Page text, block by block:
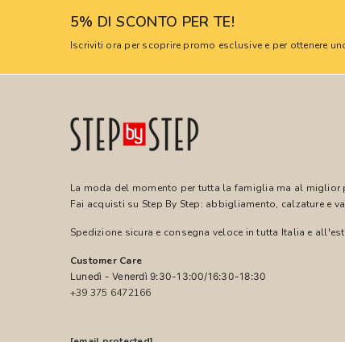
5% DI SCONTO PER TE!
Iscriviti ora per scoprire promo esclusive e per ottenere
La moda del momento per tutta la famiglia ma al miglior
Fai acquisti su Step By Step: abbigliamento, calzature e
Spedizione sicura e consegna veloce in tutta Italia e
Customer Care
Lunedì - Venerdì 9:30-13:00/16:30-18:30
+39 375 6472166